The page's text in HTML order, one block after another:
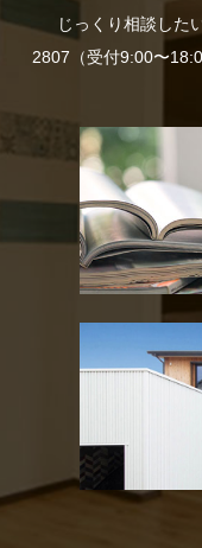
じっくり相談した
2807（受付9:00〜